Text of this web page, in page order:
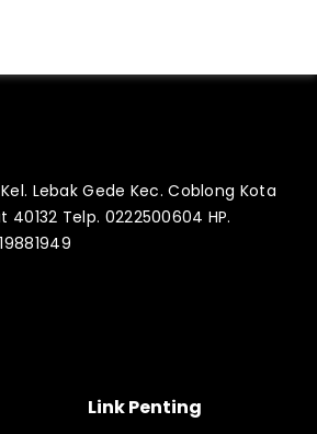
Lebak Gede Kec. Coblong Kota
40132 Telp. 0222500604 HP.
Link Penting